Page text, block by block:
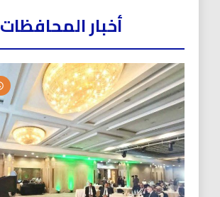
أخبار المحافظات